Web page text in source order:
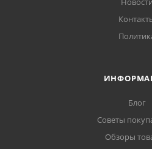
Блог
Советы
Обзоры